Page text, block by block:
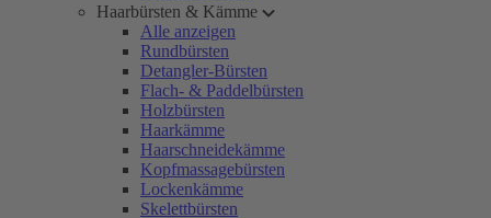
Haarbürsten & Kämme
Alle anzeigen
Rundbürsten
Detangler-Bürsten
Flach- & Paddelbürsten
Holzbürsten
Haarkämme
Haarschneidekämme
Kopfmassagebürsten
Lockenkämme
Skelettbürsten